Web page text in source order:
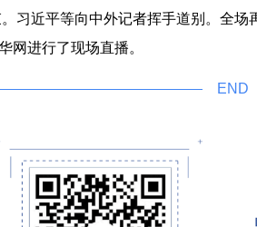
近平等向中外记者挥手道别。全场
进行了现场直播。
END